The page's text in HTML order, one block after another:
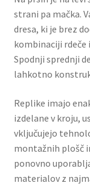
strani pa mačka.
dresa, ki je brez
kombinaciji rdeče
Spodnji sprednji
lahkotno
Replike imajo
izdelane v kroju,
vključujejo
montažnih plošč
ponovno
materialov z